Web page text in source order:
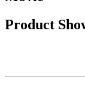
Product